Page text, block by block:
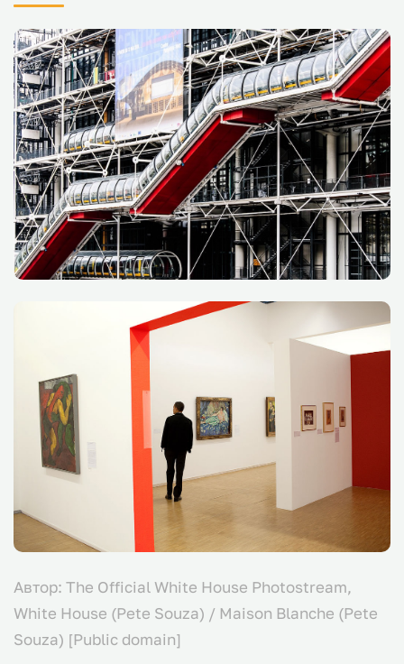
Автор: The Official White House Photostream,
White House (Pete Souza) / Maison Blanche (Pete
Souza) [Public domain]